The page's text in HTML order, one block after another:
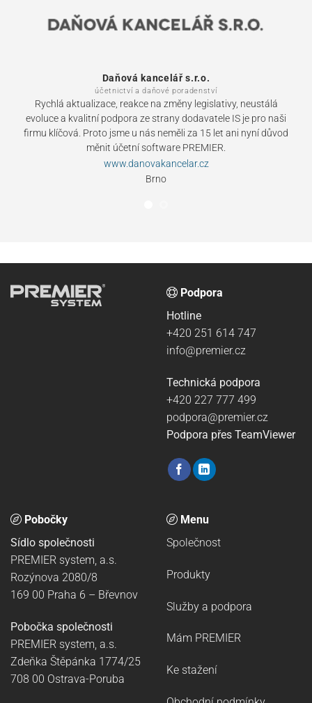
Daňová kancelář s.r.o.
účetnictví a daňové poradenství
Rychlá aktualizace, reakce na změny legislativy, neustálá
evoluce a kvalitní podpora ze strany dodavatele IS je pro naši
firmu klíčová. Proto jsme u nás neměli za 15 let ani nyní důvod
měnit účetní software PREMIER.
www.danovakancelar.cz
Brno
Podpora
Hotline
+420 251 614 747
info@premier.cz
Technická podpora
+420 227 777 499
podpora@premier.cz
Podpora přes TeamViewer
Pobočky
Sídlo společnosti
PREMIER system, a.s.
Rozýnova 2080/8
169 00 Praha 6 – Břevnov
Pobočka společnosti
PREMIER system, a.s.
Zdeňka Štěpánka 1774/25
708 00 Ostrava-Poruba
Menu
Společnost
Produkty
Služby a podpora
Mám PREMIER
Ke stažení